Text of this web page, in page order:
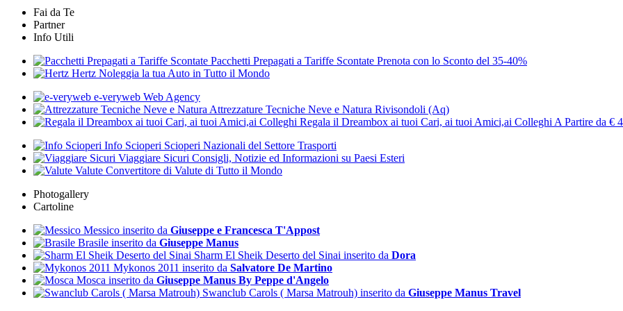
Fai da Te
Partner
Info Utili
Pacchetti Prepagati a Tariffe Scontate Prenota con lo Sconto del 35-40%
Hertz Noleggia la tua Auto in Tutto il Mondo
e-veryweb Web Agency
Attrezzature Tecniche Neve e Natura Rivisondoli (Aq)
Regala il Dreambox ai tuoi Cari, ai tuoi Amici,ai Colleghi A Partire da €
Info Scioperi Scioperi Nazionali del Settore Trasporti
Viaggiare Sicuri Consigli, Notizie ed Informazioni su Paesi Esteri
Valute Convertitore di Valute di Tutto il Mondo
Photogallery
Cartoline
Messico inserito da Giuseppe e Francesca T'Appost
Brasile inserito da Giuseppe Manus
Sharm El Sheik Deserto del Sinai inserito da Dora
Mykonos 2011 inserito da Salvatore De Martino
Mosca inserito da Giuseppe Manus By Peppe d'Angelo
Swanclub Carols ( Marsa Matrouh) inserito da Giuseppe Manus Travel